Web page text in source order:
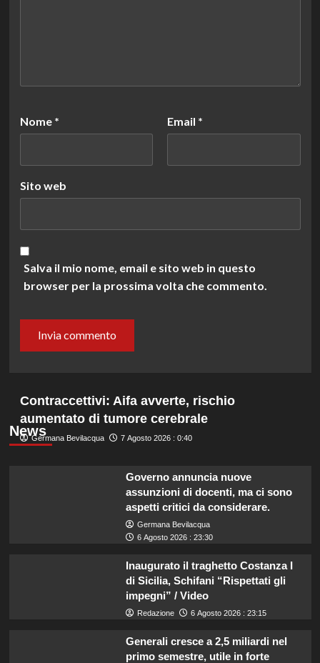
Nome * Email *
Sito web
Salva il mio nome, email e sito web in questo
browser per la prossima volta che commento.
News
Contraccettivi: Aifa avverte, rischio
aumentato di tumore cerebrale
Germana Bevilacqua 7 Agosto 2026 : 0:40
Governo annuncia nuove
assunzioni di docenti, ma ci sono
aspetti critici da considerare.
Germana Bevilacqua
6 Agosto 2026 : 23:30
Inaugurato il traghetto Costanza I
di Sicilia, Schifani “Rispettati gli
impegni” / Video
Redazione 6 Agosto 2026 : 23:15
Generali cresce a 2,5 miliardi nel
primo semestre, utile in forte